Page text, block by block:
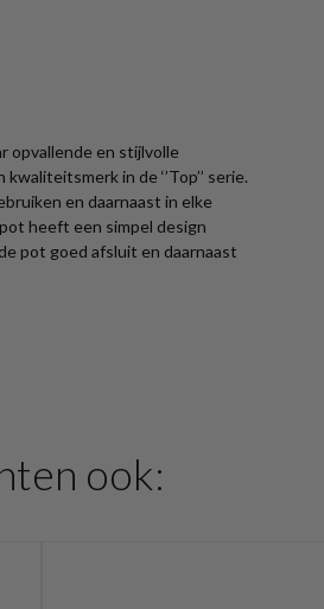
opvallende en stijlvolle
in de ‘’Top’’ serie.
en daarnaast in elke
heeft een simpel design
pot goed afsluit en daarnaast
ook: